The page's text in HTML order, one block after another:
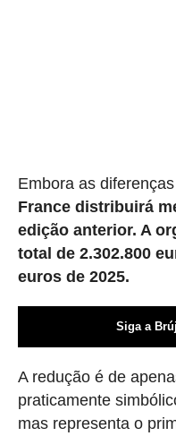
Embora as
France distribuirá
edição anterior. A
total de 2.302.800
euros de 2025.
Siga a
A redução é de
praticamente
mas representa o